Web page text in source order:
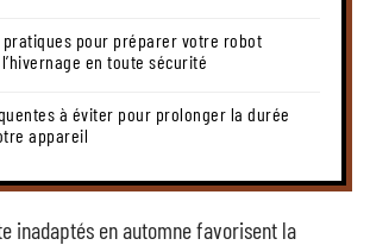
pratiques pour préparer votre robot
en toute sécurité
à éviter pour prolonger la durée
appareil
inadaptés en automne favorisent la